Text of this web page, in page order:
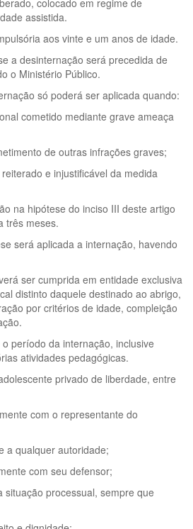
colocado em regime de
assistida.
aos vinte e um anos de idade.
a desinternação será precedida de
o Ministério Público.
só poderá ser aplicada quando:
cometido mediante grave ameaça
de outras infrações graves;
e injustificável da medida
na hipótese do inciso III deste artigo
três meses.
será aplicada a internação, havendo
ser cumprida em entidade exclusiva
distinto daquele destinado ao abrigo,
por critérios de idade, compleição
período da internação, inclusive
atividades pedagógicas.
privado de liberdade, entre
com o representante do
a qualquer autoridade;
com seu defensor;
situação processual, sempre que